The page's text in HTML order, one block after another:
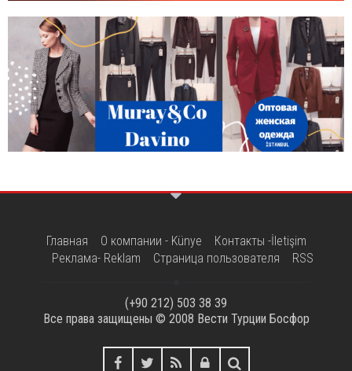
Главная О компании - Künye
Контакты -İletişim
Реклама- Reklam
Страница пользователя RSS
(+90 212) 503 38 39
Все права защищены © 2008 Вести Турции Босфор